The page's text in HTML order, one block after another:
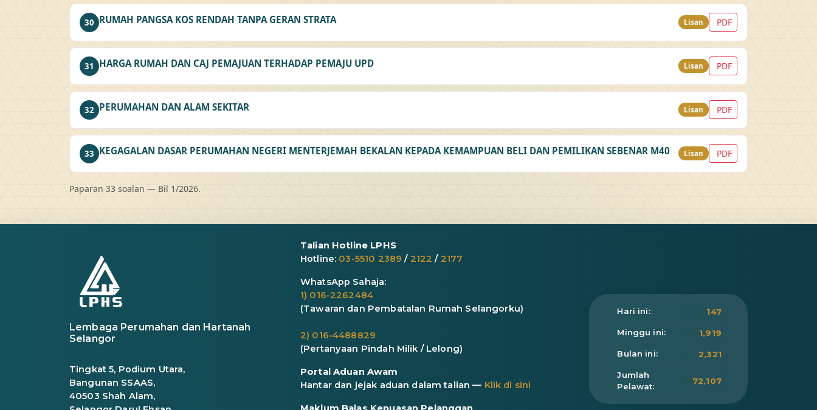
30 RUMAH PANGSA KOS RENDAH TANPA GERAN STRATA Lisan PDF
31 HARGA RUMAH DAN CAJ PEMAJUAN TERHADAP PEMAJU UPD Lisan PDF
32 PERUMAHAN DAN ALAM SEKITAR Lisan PDF
33 KEGAGALAN DASAR PERUMAHAN NEGERI MENTERJEMAH BEKALAN KEPADA KEMAMPUAN BELI DAN PEMILIKAN SEBENAR M40 Lisan PDF
Paparan 33 soalan — Bil 1/2026.
Lembaga Perumahan dan Hartanah
Selangor
Tingkat 5, Podium Utara,
Bangunan SSAAS,
40503 Shah Alam,
Talian Hotline LPHS
Hotline: 03-5510 2389 / 2122 / 2177
WhatsApp Sahaja:
1) 016-2262484
(Tawaran dan Pembatalan Rumah Selangorku)
2) 016-4488829
(Pertanyaan Pindah Milik / Lelong)
Portal Aduan Awam
Hantar dan jejak aduan dalam talian — Klik di sini
Hari ini: 147
Minggu ini: 1,919
Bulan ini: 2,321
Jumlah
Pelawat:
72,107